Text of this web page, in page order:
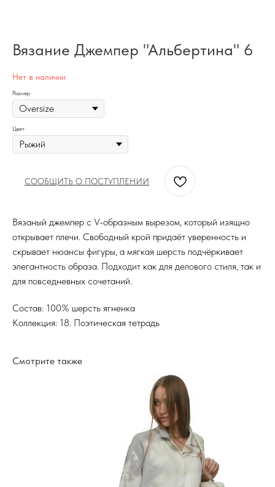
Вязание Джемпер "Альбертина" 6
Нет в наличии
Размер
Цвет
СООБЩИТЬ О ПОСТУПЛЕНИИ
Вязаный джемпер с V-образным вырезом, который изящно
открывает плечи. Свободный крой придаёт уверенность и
скрывает нюансы фигуры, а мягкая шерсть подчёркивает
элегантность образа. Подходит как для делового стиля, так и
для повседневных сочетаний.
Состав: 100% шерсть ягненка
Коллекция: 18. Поэтическая тетрадь
Смотрите также